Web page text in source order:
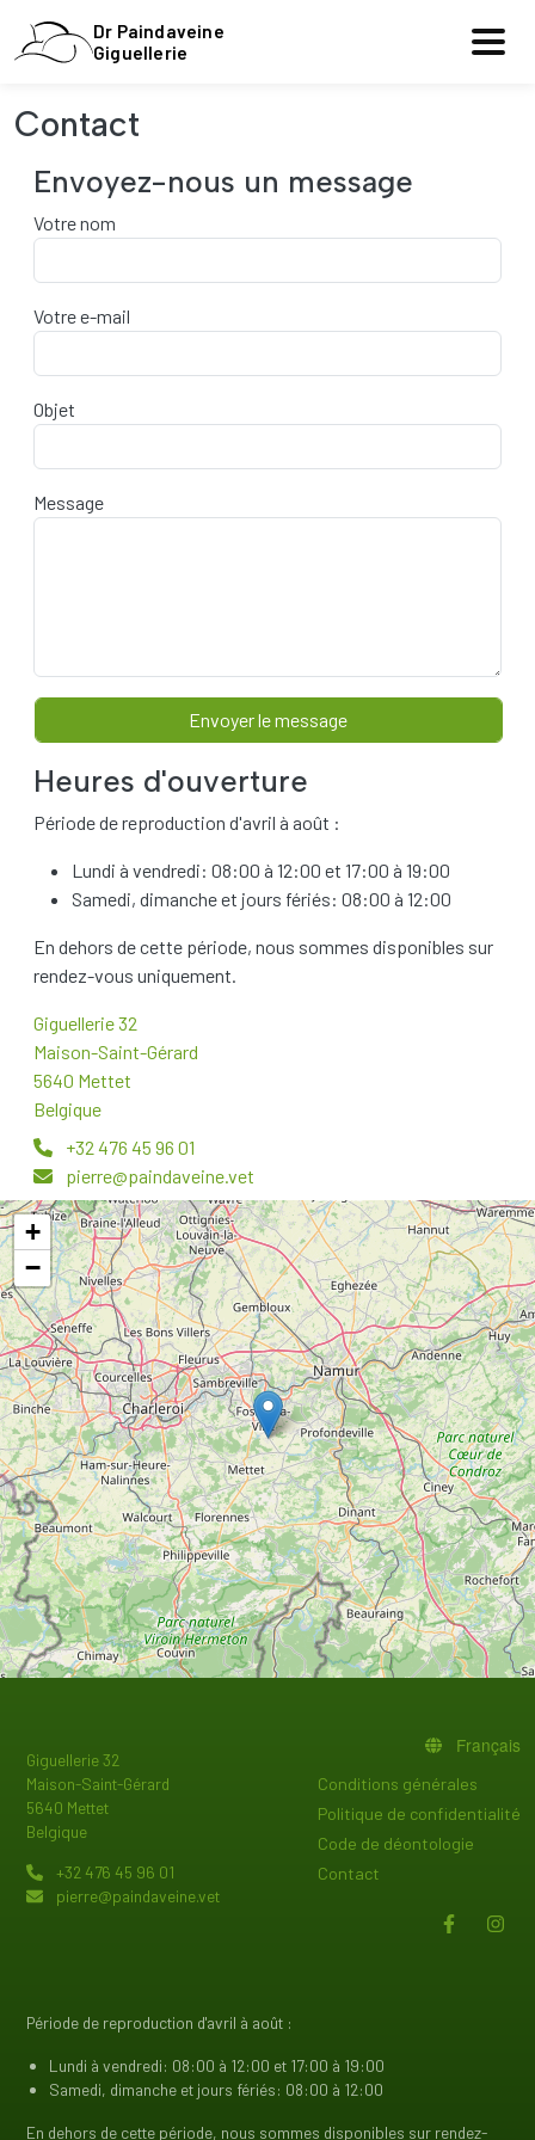
Dr Paindaveine
Giguellerie
Contact
Envoyez-nous un message
Votre nom
Votre e-mail
Objet
Message
Heures d'ouverture
Période de reproduction d'avril à août :
Lundi à vendredi: 08:00 à 12:00 et 17:00 à 19:00
Samedi, dimanche et jours fériés: 08:00 à 12:00
En dehors de cette période, nous sommes disponibles sur
rendez-vous uniquement.
Giguellerie 32
Maison-Saint-Gérard
5640 Mettet
Belgique
+32 476 45 96 01
pierre@paindaveine.vet
+
−
Giguellerie 32
Maison-Saint-Gérard
5640 Mettet
Belgique
+32 476 45 96 01
pierre@paindaveine.vet
Période de reproduction d'avril à août :
Lundi à vendredi: 08:00 à 12:00 et 17:00 à 19:00
Samedi, dimanche et jours fériés: 08:00 à 12:00
En dehors de cette période, nous sommes disponibles sur rendez-
Français
PIED DE PAGE
Conditions générales
Politique de confidentialité
Code de déontologie
Contact